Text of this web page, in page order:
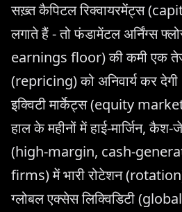
सख़्त कैपिटल रिक्वायरमेंट्स
लगाते हैं - तो फंडामेंटल अर्निंग्स
earnings floor) की कमी एक तेज़
(repricing) को अनिवार्य कर
इक्विटी मार्केट्स (equity
हाल के महीनों में हाई-मार्जिन, कैश-
(high-margin, cash-
firms) में भारी रोटेशन
ग्लोबल एक्सेस लिक्विडिटी